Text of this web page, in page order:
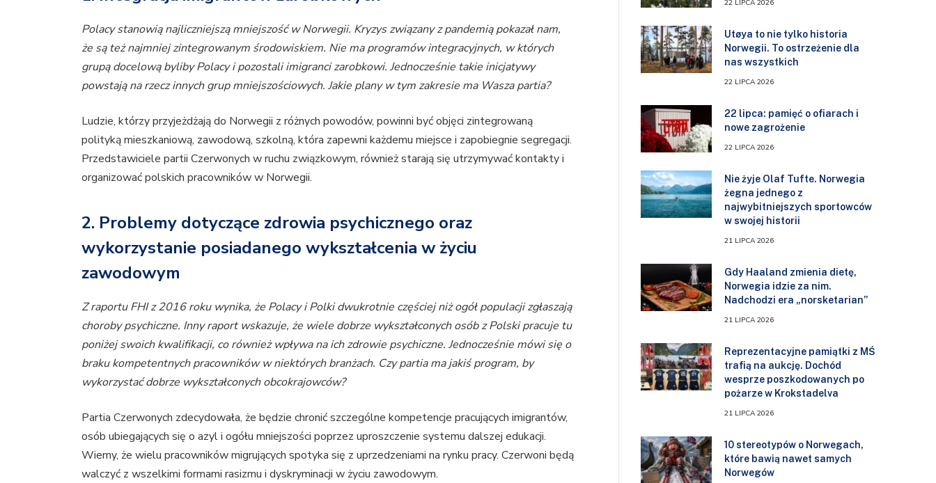
Polacy stanowią najliczniejszą mniejszość w Norwegii. Kryzys związany z pandemią pokazał nam,
że są też najmniej zintegrowanym środowiskiem. Nie ma programów integracyjnych, w których
grupą docelową byliby Polacy i pozostali imigranci zarobkowi. Jednocześnie takie inicjatywy
powstają na rzecz innych grup mniejszościowych. Jakie plany w tym zakresie ma Wasza partia?
Ludzie, którzy przyjeżdżają do Norwegii z różnych powodów, powinni być objęci zintegrowaną
polityką mieszkaniową, zawodową, szkolną, która zapewni każdemu miejsce i zapobiegnie segregacji.
Przedstawiciele partii Czerwonych w ruchu związkowym, również starają się utrzymywać kontakty i
organizować polskich pracowników w Norwegii.
2. Problemy dotyczące zdrowia psychicznego oraz
wykorzystanie posiadanego wykształcenia w życiu
zawodowym
Z raportu FHI z 2016 roku wynika, że ​​Polacy i Polki dwukrotnie częściej niż ogół populacji zgłaszają
choroby psychiczne. Inny raport wskazuje, że wiele dobrze wykształconych osób z Polski pracuje tu
poniżej swoich kwalifikacji, co również wpływa na ich zdrowie psychiczne. Jednocześnie mówi się o
braku kompetentnych pracowników w niektórych branżach. Czy partia ma jakiś program, by
wykorzystać dobrze wykształconych obcokrajowców?
Partia Czerwonych zdecydowała, że będzie chronić szczególne kompetencje pracujących imigrantów,
osób ubiegających się o azyl i ogółu mniejszości poprzez uproszczenie systemu dalszej edukacji.
Wiemy, że wielu pracowników migrujących spotyka się z uprzedzeniami na rynku pracy. Czerwoni będą
walczyć z wszelkimi formami rasizmu i dyskryminacji w życiu zawodowym.
22 LIPCA 2026
Utøya to nie tylko historia
Norwegii. To ostrzeżenie dla
nas wszystkich
22 LIPCA 2026
22 lipca: pamięć o ofiarach i
nowe zagrożenie
22 LIPCA 2026
Nie żyje Olaf Tufte. Norwegia
żegna jednego z
najwybitniejszych sportowców
w swojej historii
21 LIPCA 2026
Gdy Haaland zmienia dietę,
Norwegia idzie za nim.
Nadchodzi era „norsketarian”
21 LIPCA 2026
Reprezentacyjne pamiątki z MŚ
trafią na aukcję. Dochód
wesprze poszkodowanych po
pożarze w Krokstadelva
21 LIPCA 2026
10 stereotypów o Norwegach,
które bawią nawet samych
Norwegów